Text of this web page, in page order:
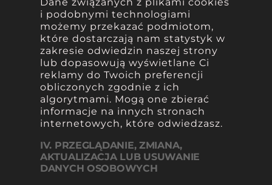
i podobnymi technologiami
możemy przekazać podmiotom,
które dostarczają nam statystyk w
zakresie odwiedzin naszej strony
lub dopasowują wyświetlane Ci
reklamy do Twoich preferencji
obliczonych zgodnie z ich
algorytmami. Mogą one zbierać
informacje na innych stronach
internetowych, które odwiedzasz.
IV. PRZEGLĄDANIE, ZMIANA,
AKTUALIZACJA LUB USUWANIE
DANYCH OSOBOWYCH